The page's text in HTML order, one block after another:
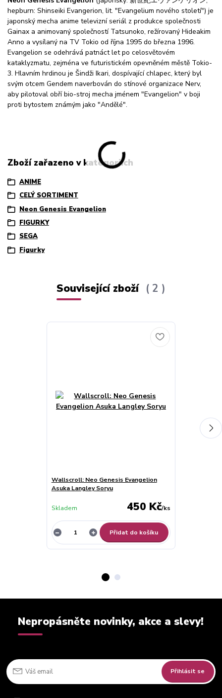
hepburn: Shinseiki Evangerion, lit. "Evangelium nového století") je
japonský mecha anime televizní seriál z produkce společnosti
Gainax a animovaný společností Tatsunoko, režírovaný Hideakim
Anno a vysílaný na TV Tokio od října 1995 do března 1996.
Evangelion se odehrává patnáct let po celosvětovém
kataklyzmatu, zejména ve futuristickém opevněném městě Tokio-
3. Hlavním hrdinou je Šindži Ikari, dospívající chlapec, který byl
svým otcem Gendem naverbován do stínové organizace Nerv,
aby pilotoval obří bio-stroj mecha jménem "Evangelion" v boji
proti bytostem známým jako "Andělé".
Zboží zařazeno v kategoriích
ANIME
CELÝ SORTIMENT
Neon Genesis Evangelion
FIGURKY
SEGA
Figurky
Související zboží 2
Wallscroll: Neo Genesis Evangelion
Asuka Langley Soryu
450 Kč/ks
Skladem
Přidat do košíku
Nepropásněte novinky, akce a slevy!
Přihlásit se